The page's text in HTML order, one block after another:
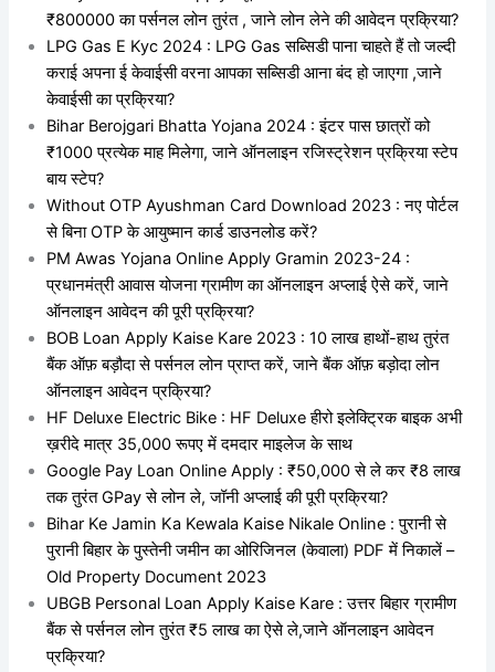
₹800000 का पर्सनल लोन तुरंत , जाने लोन लेने की आवेदन प्रक्रिया?
LPG Gas E Kyc 2024 : LPG Gas सब्सिडी पाना चाहते हैं तो जल्दी
कराई अपना ई केवाईसी वरना आपका सब्सिडी आना बंद हो जाएगा ,जाने
केवाईसी का प्रक्रिया?
Bihar Berojgari Bhatta Yojana 2024 : इंटर पास छात्रों को
₹1000 प्रत्येक माह मिलेगा, जाने ऑनलाइन रजिस्ट्रेशन प्रक्रिया स्टेप
बाय स्टेप?
Without OTP Ayushman Card Download 2023 : नए पोर्टल
से बिना OTP के आयुष्मान कार्ड डाउनलोड करें?
PM Awas Yojana Online Apply Gramin 2023-24 :
प्रधानमंत्री आवास योजना ग्रामीण का ऑनलाइन अप्लाई ऐसे करें, जाने
ऑनलाइन आवेदन की पूरी प्रक्रिया?
BOB Loan Apply Kaise Kare 2023 : 10 लाख हाथों-हाथ तुरंत
बैंक ऑफ़ बड़ौदा से पर्सनल लोन प्राप्त करें, जाने बैंक ऑफ़ बड़ोदा लोन
ऑनलाइन आवेदन प्रक्रिया?
HF Deluxe Electric Bike : HF Deluxe हीरो इलेक्ट्रिक बाइक अभी
ख़रीदे मात्र 35,000 रूपए में दमदार माइलेज के साथ
Google Pay Loan Online Apply : ₹50,000 से ले कर ₹8 लाख
तक तुरंत GPay से लोन ले, जॉनी अप्लाई की पूरी प्रक्रिया?
Bihar Ke Jamin Ka Kewala Kaise Nikale Online : पुरानी से
पुरानी बिहार के पुस्तेनी जमीन का ओरिजिनल (केवाला) PDF में निकालें –
Old Property Document 2023
UBGB Personal Loan Apply Kaise Kare : उत्तर बिहार ग्रामीण
बैंक से पर्सनल लोन तुरंत ₹5 लाख का ऐसे ले,जाने ऑनलाइन आवेदन
प्रक्रिया?